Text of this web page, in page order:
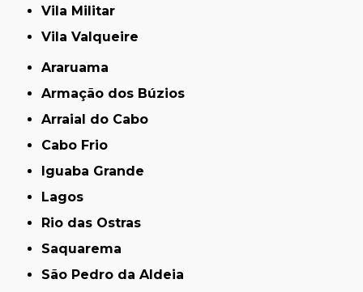
Vila Militar
Vila Valqueire
Araruama
Armação dos Búzios
Arraial do Cabo
Cabo Frio
Iguaba Grande
Lagos
Rio das Ostras
Saquarema
São Pedro da Aldeia